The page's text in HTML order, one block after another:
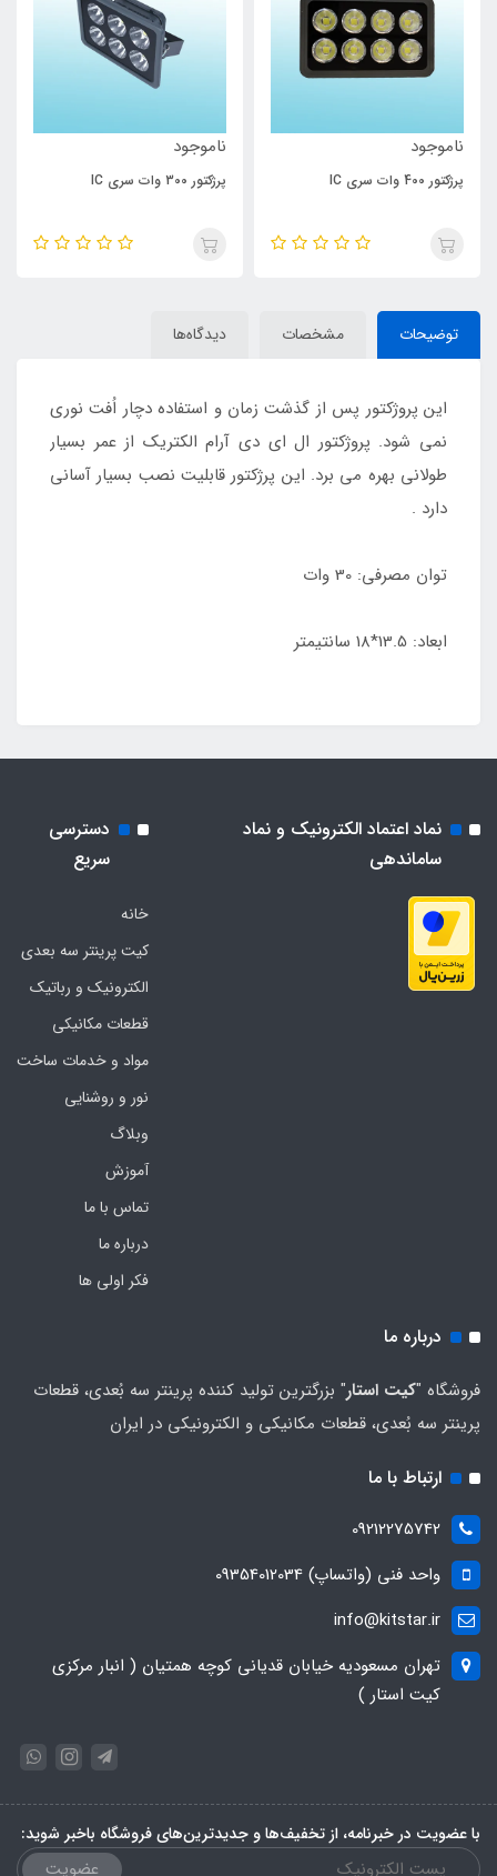
ناموجود
پرژکتور 400 وات سری IC
ناموجود
پرژکتور 300 وات سری IC
توضیحات مشخصات دیدگاه‌ها
این پروژکتور پس از گذشت زمان و استفاده دچار اُفت نوری
نمی شود. پروژکتور ال ای دی آرام الکتریک از عمر بسیار
طولانی بهره می برد. این پرژکتور قابلیت نصب بسیار آسانی
دارد .
توان مصرفی: 30 وات
ابعاد: 13.5*18 سانتیمتر
نماد اعتماد الکترونیک و نماد
ساماندهی
دسترسی
سریع
خانه
کیت پرینتر سه بعدی
الکترونیک و رباتیک
قطعات مکانیکی
مواد و خدمات ساخت
نور و روشنایی
وبلاگ
آموزش
تماس با ما
درباره ما
فکر اولی ها
درباره ما
فروشگاه "کیت استار" بزرگترین تولید کننده پرینتر سه بُعدی، قطعات
پرینتر سه بُعدی، قطعات مکانیکی و الکترونیکی در ایران
ارتباط با ما
09212275742
واحد فنی (واتساپ) 09354012034
info@kitstar.ir
تهران مسعودیه خیابان قدیانی کوچه همتیان ( انبار مرکزی
کیت استار )
با عضویت در خبرنامه، از تخفیف‌ها و جدیدترین‌های فروشگاه باخبر شوید:
عضویت